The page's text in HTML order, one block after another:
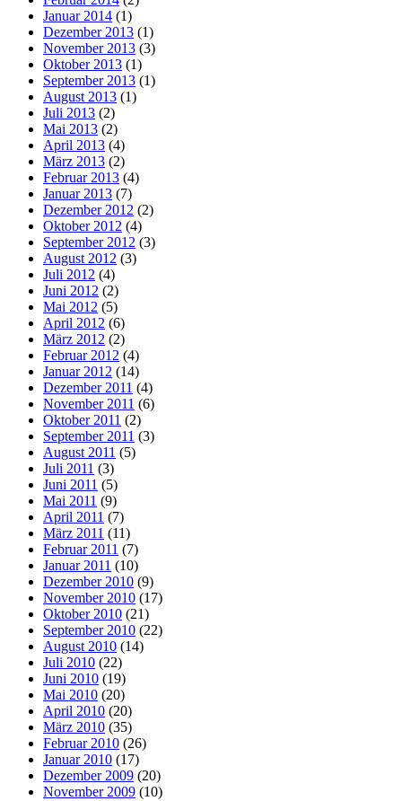
Januar 2014 (1)
Dezember 2013 (1)
November 2013 (3)
Oktober 2013 (1)
September 2013 (1)
August 2013 (1)
Juli 2013 (2)
Mai 2013 (2)
April 2013 (4)
März 2013 (2)
Februar 2013 (4)
Januar 2013 (7)
Dezember 2012 (2)
Oktober 2012 (4)
September 2012 (3)
August 2012 (3)
Juli 2012 (4)
Juni 2012 (2)
Mai 2012 (5)
April 2012 (6)
März 2012 (2)
Februar 2012 (4)
Januar 2012 (14)
Dezember 2011 (4)
November 2011 (6)
Oktober 2011 (2)
September 2011 (3)
August 2011 (5)
Juli 2011 (3)
Juni 2011 (5)
Mai 2011 (9)
April 2011 (7)
März 2011 (11)
Februar 2011 (7)
Januar 2011 (10)
Dezember 2010 (9)
November 2010 (17)
Oktober 2010 (21)
September 2010 (22)
August 2010 (14)
Juli 2010 (22)
Juni 2010 (19)
Mai 2010 (20)
April 2010 (20)
März 2010 (35)
Februar 2010 (26)
Januar 2010 (17)
Dezember 2009 (20)
November 2009 (10)